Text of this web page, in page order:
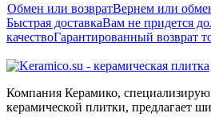
Обмен или возвратВернем или
Быстрая доставкаВам не придется
качествоГарантированный возврат
Компания Керамико,
керамической плитки, предлагает